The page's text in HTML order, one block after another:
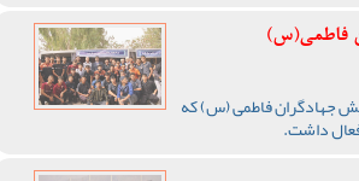
فاطمی(س)
جهادگران فاطمی (س) که
داشت.